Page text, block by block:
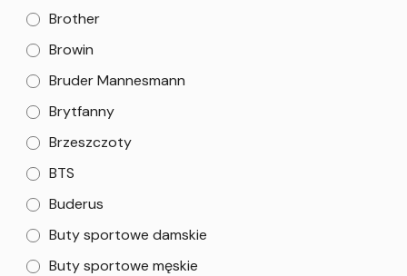
Brother
Browin
Bruder Mannesmann
Brytfanny
Brzeszczoty
BTS
Buderus
Buty sportowe damskie
Buty sportowe męskie